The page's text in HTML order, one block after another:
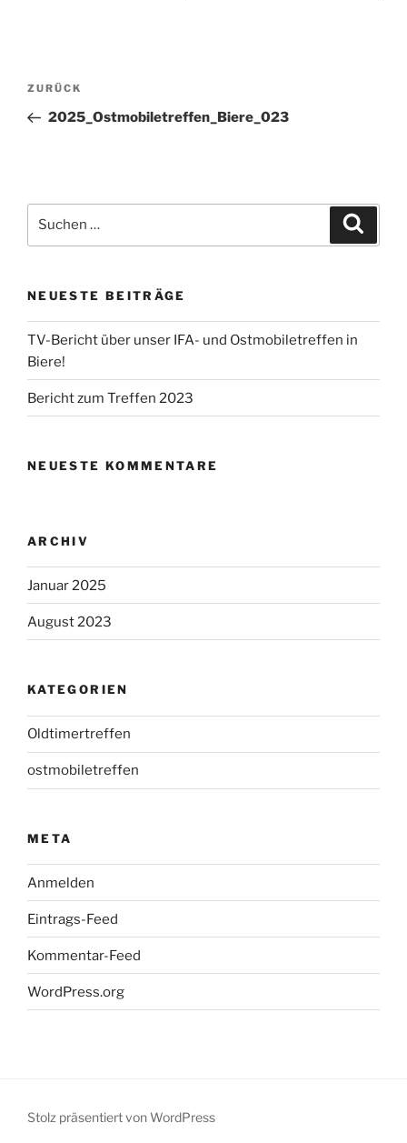
Beitragsnavigation
Vorheriger
Beitrag
ZURÜCK
2025_Ostmobiletreffen_Biere_023
nach:
NEUESTE BEITRÄGE
TV-Bericht über unser IFA- und Ostmobiletreffen in
Biere!
Bericht zum Treffen 2023
NEUESTE KOMMENTARE
ARCHIV
Januar 2025
August 2023
KATEGORIEN
Oldtimertreffen
ostmobiletreffen
META
Anmelden
Eintrags-Feed
Kommentar-Feed
WordPress.org
Stolz präsentiert von WordPress